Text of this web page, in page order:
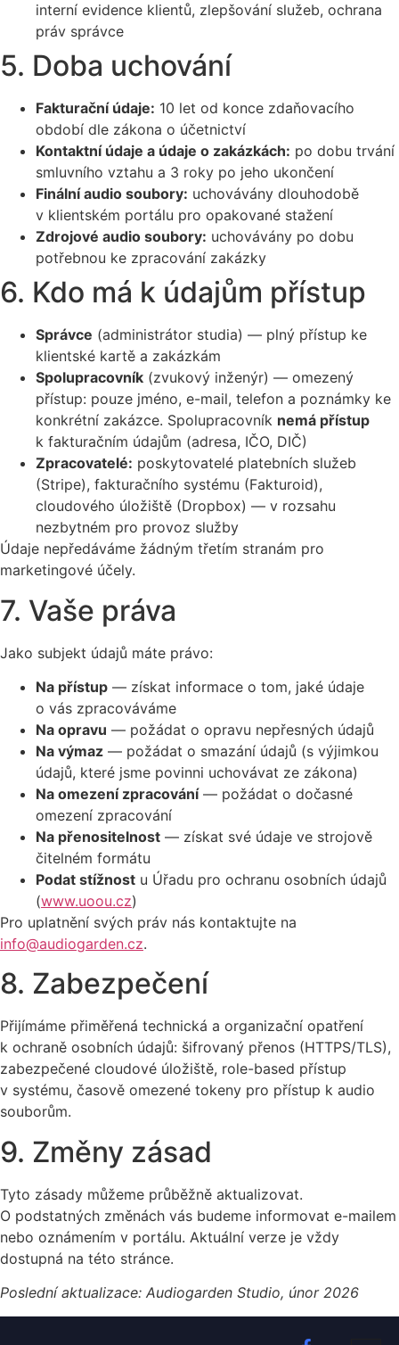
interní evidence klientů, zlepšování služeb, ochrana
práv správce
5. Doba uchování
Fakturační údaje: 10 let od konce zdaňovacího
období dle zákona o účetnictví
Kontaktní údaje a údaje o zakázkách: po dobu trvání
smluvního vztahu a 3 roky po jeho ukončení
Finální audio soubory: uchovávány dlouhodobě
v klientském portálu pro opakované stažení
Zdrojové audio soubory: uchovávány po dobu
potřebnou ke zpracování zakázky
6. Kdo má k údajům přístup
Správce (administrátor studia) — plný přístup ke
klientské kartě a zakázkám
Spolupracovník (zvukový inženýr) — omezený
přístup: pouze jméno, e-mail, telefon a poznámky ke
konkrétní zakázce. Spolupracovník nemá přístup
k fakturačním údajům (adresa, IČO, DIČ)
Zpracovatelé: poskytovatelé platebních služeb
(Stripe), fakturačního systému (Fakturoid),
cloudového úložiště (Dropbox) — v rozsahu
nezbytném pro provoz služby
Údaje nepředáváme žádným třetím stranám pro
marketingové účely.
7. Vaše práva
Jako subjekt údajů máte právo:
Na přístup — získat informace o tom, jaké údaje
o vás zpracováváme
Na opravu — požádat o opravu nepřesných údajů
Na výmaz — požádat o smazání údajů (s výjimkou
údajů, které jsme povinni uchovávat ze zákona)
Na omezení zpracování— požádat o dočasné
omezení zpracování
Na přenositelnost — získat své údaje ve strojově
čitelném formátu
Podat stížnost u Úřadu pro ochranu osobních údajů
(www.uoou.cz)
Pro uplatnění svých práv nás kontaktujte na
info@audiogarden.cz.
8. Zabezpečení
Přijímáme přiměřená technická a organizační opatření
k ochraně osobních údajů: šifrovaný přenos (HTTPS/TLS),
zabezpečené cloudové úložiště, role-based přístup
v systému, časově omezené tokeny pro přístup k audio
souborům.
9. Změny zásad
Tyto zásady můžeme průběžně aktualizovat.
O podstatných změnách vás budeme informovat e-mailem
nebo oznámením v portálu. Aktuální verze je vždy
dostupná na této stránce.
Poslední aktualizace: Audiogarden Studio, únor 2026